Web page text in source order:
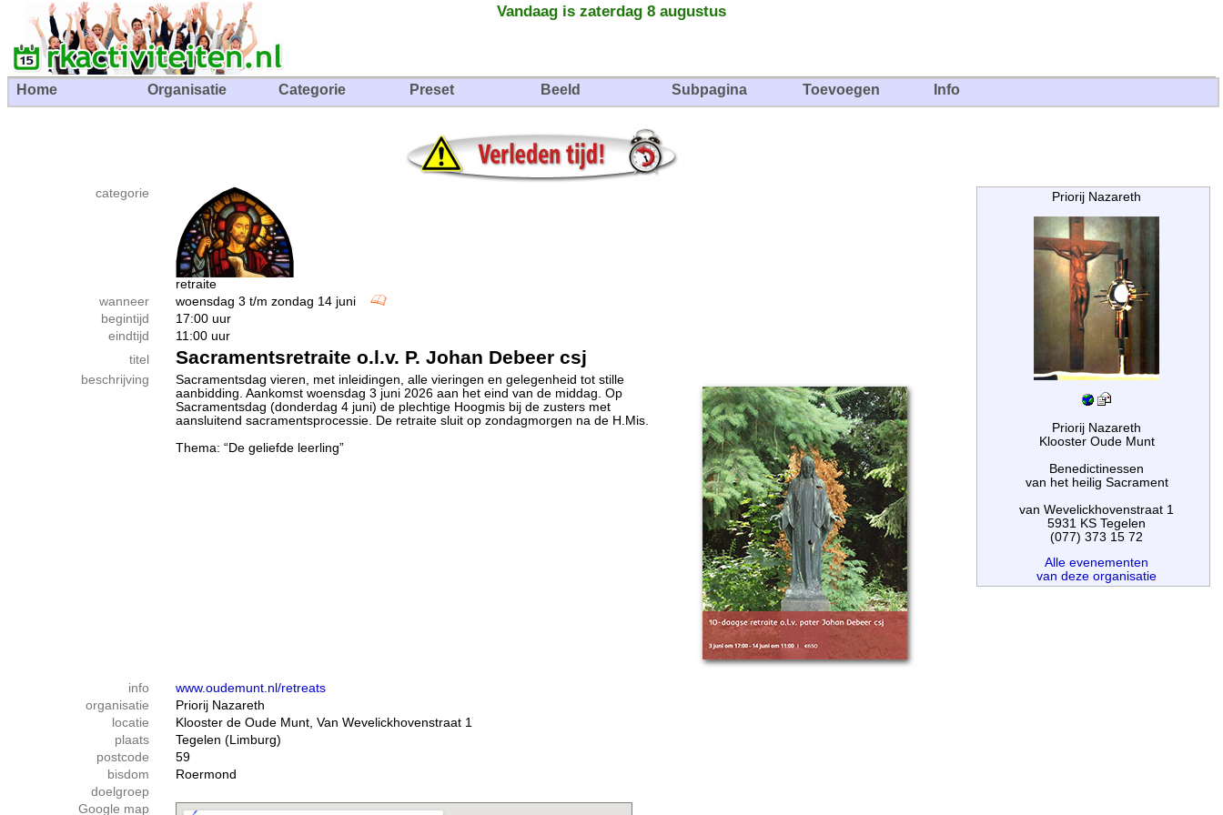
Vandaag is zaterdag 8 augustus
Home Organisatie Categorie Preset Beeld Subpagina Toevoegen Info
categorie
retraite
Priorij Nazareth
Priorij Nazareth
Klooster Oude Munt
Benedictinessen
van het heilig Sacrament
van Wevelickhovenstraat 1
5931 KS Tegelen
(077) 373 15 72
Alle evenementen
van deze organisatie
wanneer
woensdag 3 t/m zondag 14 juni
begintijd
17:00 uur
eindtijd
11:00 uur
titel
Sacramentsretraite o.l.v. P. Johan Debeer csj
beschrijving
Sacramentsdag vieren, met inleidingen, alle vieringen en gelegenheid tot stille
aanbidding. Aankomst woensdag 3 juni 2026 aan het eind van de middag. Op
Sacramentsdag (donderdag 4 juni) de plechtige Hoogmis bij de zusters met
aansluitend sacramentsprocessie. De retraite sluit op zondagmorgen na de H.Mis.
Thema: “De geliefde leerling”
info
www.oudemunt.nl/retreats
organisatie
Priorij Nazareth
locatie
Klooster de Oude Munt, Van Wevelickhovenstraat 1
plaats
Tegelen (Limburg)
postcode
59
bisdom
Roermond
doelgroep
Google map